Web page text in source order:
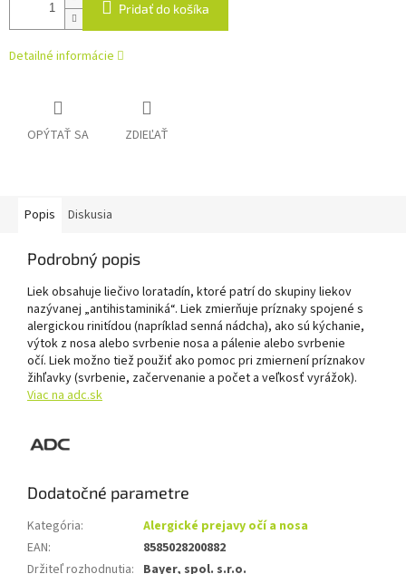
Pridať do košíka
Detailné informácie
OPÝTAŤ SA ZDIEĽAŤ
Popis Diskusia
Podrobný popis
Liek obsahuje liečivo loratadín, ktoré patrí do skupiny liekov
nazývanej „antihistaminiká“. Liek zmierňuje príznaky spojené s
alergickou rinitídou (napríklad senná nádcha), ako sú kýchanie,
výtok z nosa alebo svrbenie nosa a pálenie alebo svrbenie
očí. Liek možno tiež použiť ako pomoc pri zmiernení príznakov
žihľavky (svrbenie, začervenanie a počet a veľkosť vyrážok).
Viac na adc.sk
Dodatočné parametre
Kategória:
Alergické prejavy očí a nosa
EAN:
8585028200882
Držiteľ rozhodnutia: Bayer, spol. s.r.o.